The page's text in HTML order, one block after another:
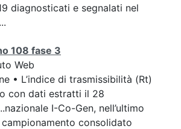
diagnosticati e segnalati nel
108 fase 3
Web
• L’indice di trasmissibilità (Rt)
con dati estratti il 28
I-Co-Gen, nell’ultimo
campionamento consolidato